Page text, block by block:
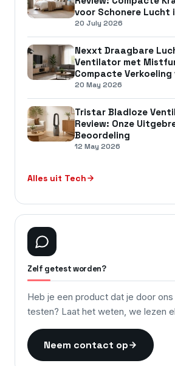
voor Schonere Lucht
20 July 2026
Nexxt Draagbare
Ventilator met
Compacte Verkoeling
Zomerdagen
20 May 2026
Tristar Bladloze
Review: Onze
Beoordeling
12 May 2026
Alles uit Tech
Zelf getest worden?
Heb je een product dat je door ons
testen? Laat het weten, we lezen
Neem contact op